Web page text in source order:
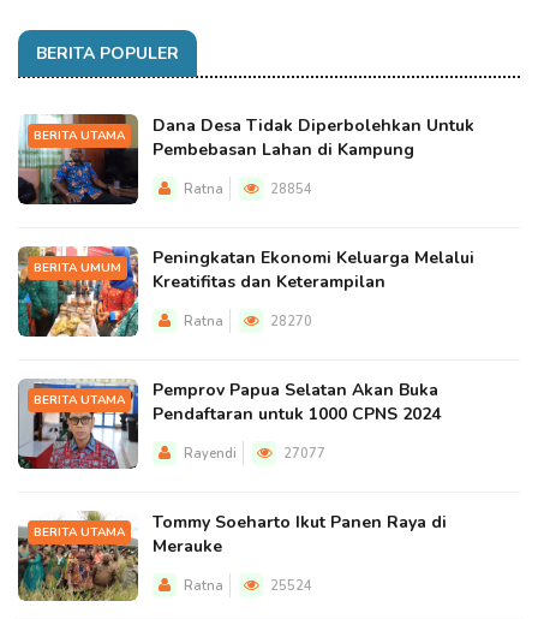
BERITA POPULER
BERITA UTAMA
Dana Desa Tidak Diperbolehkan Untuk
Pembebasan Lahan di Kampung
Ratna 28854
BERITA UMUM
Peningkatan Ekonomi Keluarga Melalui
Kreatifitas dan Keterampilan
Ratna 28270
BERITA UTAMA
Pemprov Papua Selatan Akan Buka
Pendaftaran untuk 1000 CPNS 2024
Rayendi 27077
BERITA UTAMA
Tommy Soeharto Ikut Panen Raya di
Merauke
Ratna 25524